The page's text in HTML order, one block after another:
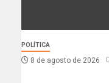
POLÍTICA
8 de agosto de 2026